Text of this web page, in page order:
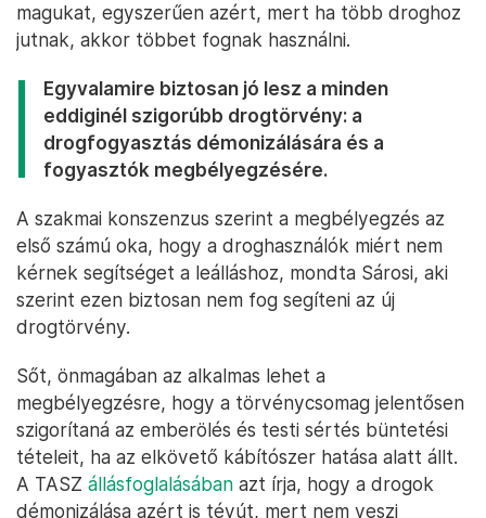
magukat, egyszerűen azért, mert ha több droghoz
jutnak, akkor többet fognak használni.
Egyvalamire biztosan jó lesz a minden
eddiginél szigorúbb drogtörvény: a
drogfogyasztás démonizálására és a
fogyasztók megbélyegzésére.
A szakmai konszenzus szerint a megbélyegzés az
első számú oka, hogy a droghasználók miért nem
kérnek segítséget a leálláshoz, mondta Sárosi, aki
szerint ezen biztosan nem fog segíteni az új
drogtörvény.
Sőt, önmagában az alkalmas lehet a
megbélyegzésre, hogy a törvénycsomag jelentősen
szigorítaná az emberölés és testi sértés büntetési
tételeit, ha az elkövető kábítószer hatása alatt állt.
A TASZ állásfoglalásában azt írja, hogy a drogok
démonizálása azért is tévút, mert nem veszi